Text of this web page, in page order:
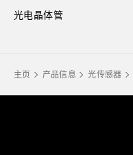
光电晶体管
主页 产品信息 光传感器